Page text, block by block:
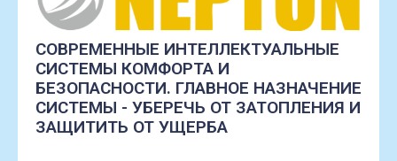
СОВРЕМЕННЫЕ ИНТЕЛЛЕКТУАЛЬНЫЕ
СИСТЕМЫ КОМФОРТА И
БЕЗОПАСНОСТИ. ГЛАВНОЕ НАЗНАЧЕНИЕ
СИСТЕМЫ - УБЕРЕЧЬ ОТ ЗАТОПЛЕНИЯ И
ЗАЩИТИТЬ ОТ УЩЕРБА